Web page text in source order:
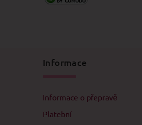
Informace
Informace o přepravě
Platební